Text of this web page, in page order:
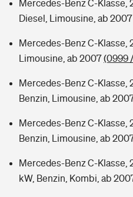
Mercedes-Benz C-Klasse,
Diesel, Limousine, ab 2007
Mercedes-Benz C-Klasse,
Limousine, ab 2007(0999
Mercedes-Benz C-Klasse,
Benzin, Limousine, ab
Mercedes-Benz C-Klasse,
Benzin, Limousine, ab
Mercedes-Benz C-Klasse,
kW, Benzin, Kombi, ab